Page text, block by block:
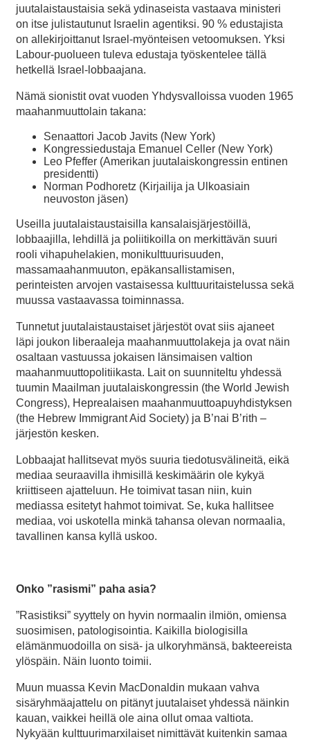
juutalaistaustaisia sekä ydinaseista vastaava ministeri
on itse julistautunut Israelin agentiksi. 90 % edustajista
on allekirjoittanut Israel-myönteisen vetoomuksen. Yksi
Labour-puolueen tuleva edustaja työskentelee tällä
hetkellä Israel-lobbaajana.
Nämä sionistit ovat vuoden Yhdysvalloissa vuoden 1965
maahanmuuttolain takana:
Senaattori Jacob Javits (New York)
Kongressiedustaja Emanuel Celler (New York)
Leo Pfeffer (Amerikan juutalaiskongressin entinen
presidentti)
Norman Podhoretz (Kirjailija ja Ulkoasiain
neuvoston jäsen)
Useilla juutalaistaustaisilla kansalaisjärjestöillä,
lobbaajilla, lehdillä ja poliitikoilla on merkittävän suuri
rooli vihapuhelakien, monikulttuurisuuden,
massamaahanmuuton, epäkansallistamisen,
perinteisten arvojen vastaisessa kulttuuritaistelussa sekä
muussa vastaavassa toiminnassa.
Tunnetut juutalaistaustaiset järjestöt ovat siis ajaneet
läpi joukon liberaaleja maahanmuuttolakeja ja ovat näin
osaltaan vastuussa jokaisen länsimaisen valtion
maahanmuuttopolitiikasta. Lait on suunniteltu yhdessä
tuumin Maailman juutalaiskongressin (the World Jewish
Congress), Heprealaisen maahanmuuttoapuyhdistyksen
(the Hebrew Immigrant Aid Society) ja B’nai B’rith –
järjestön kesken.
Lobbaajat hallitsevat myös suuria tiedotusvälineitä, eikä
mediaa seuraavilla ihmisillä keskimäärin ole kykyä
kriittiseen ajatteluun. He toimivat tasan niin, kuin
mediassa esitetyt hahmot toimivat. Se, kuka hallitsee
mediaa, voi uskotella minkä tahansa olevan normaalia,
tavallinen kansa kyllä uskoo.
Onko ”rasismi” paha asia?
”Rasistiksi” syyttely on hyvin normaalin ilmiön, omiensa
suosimisen, patologisointia. Kaikilla biologisilla
elämänmuodoilla on sisä- ja ulkoryhmänsä, bakteereista
ylöspäin. Näin luonto toimii.
Muun muassa Kevin MacDonaldin mukaan vahva
sisäryhmäajattelu on pitänyt juutalaiset yhdessä näinkin
kauan, vaikkei heillä ole aina ollut omaa valtiota.
Nykyään kulttuurimarxilaiset nimittävät kuitenkin samaa